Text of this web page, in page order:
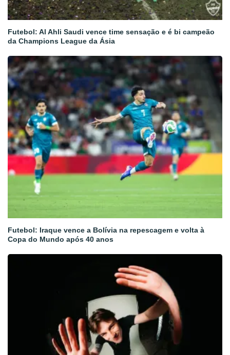
Futebol: Al Ahli Saudi vence time sensação e é bi campeão
da Champions League da Ásia
Futebol: Iraque vence a Bolívia na repescagem e volta à
Copa do Mundo após 40 anos